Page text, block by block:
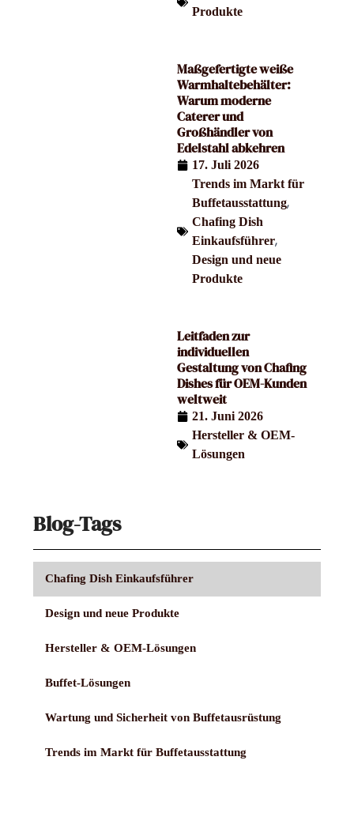
Produkte
Maßgefertigte weiße
Warmhaltebehälter:
Warum moderne
Caterer und
Großhändler von
Edelstahl abkehren
17. Juli 2026
Trends im Markt für
Buffetausstattung,
Chafing Dish
Einkaufsführer,
Design und neue
Produkte
Leitfaden zur
individuellen
Gestaltung von Chafing
Dishes für OEM-Kunden
weltweit
21. Juni 2026
Hersteller & OEM-
Lösungen
Blog-Tags
Chafing Dish Einkaufsführer
Design und neue Produkte
Hersteller & OEM-Lösungen
Buffet-Lösungen
Wartung und Sicherheit von Buffetausrüstung
Trends im Markt für Buffetausstattung